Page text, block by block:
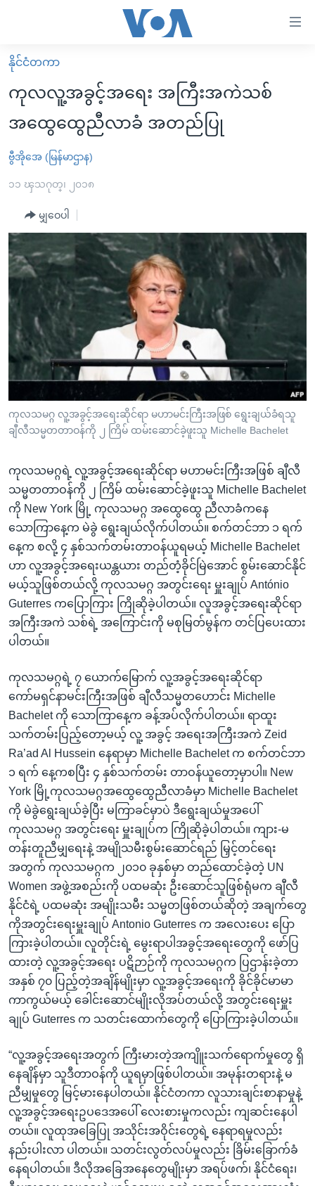
လွယ်ကူ
စေ
များ
ပင်မ
ကျော်
ကြည့်
ရန်
ပင်မ
ညွန်း
စာမျက်နှာ
ကြည့်
ရန်
ရန်
နေရာ
သို့
ကျော်
ရန်
မူလစာမျက်နှာ
မြန်မာ
ကမ္ဘာ့သတင်းများ
နိုင်ငံတကာ
အစ္စရေး-ပါလက်စတိုင်း
ဗွီဒီယို
အင်္ဂလိပ်စာလေ့လာမယ်
အမေရိကန်သုံးအီဒီယံ
မကြေးမုံရဲ့ အင်္ဂလိပ်စာ
ရုပ်ရှင်ထဲက အင်္ဂလိပ်စာ
သုတပဒေသာ အင်္ဂလိပ်စာ
အပတ်စဉ်ကဏ္ဍများ
ရေဒီယို
ရေဒီယိုနှင့်ရုပ်သံ အချက်အလက်များ
ရေဒီယို/တီဗွီအစီအစဉ်
Learning English
ဗွီအိုအေ လူမှုကွန်ယက်များ
နိုင်ငံတကာ
ကုလလူ့အခွင့်အရေး အကြီးအကဲသစ်
အထွေထွေညီလာခံ အတည်ပြု
ဗွီအိုအေ (မြန်မာဌာန)
၁၁ ၾသဂုတ္၊ ၂၀၁၈
မျှဝေပါ
ကုလသမဂ္ဂ လူ့အခွင့်အရေးဆိုင်ရာ မဟာမင်းကြီးအဖြစ် ရွေးချယ်ခံရသူ
ချီလီသမ္မတတာဝန်ကို ၂ ကြိမ် ထမ်းဆောင်ခဲ့ဖူးသူ Michelle Bachelet
ကုလသမဂ္ဂရဲ့ လူ့အခွင့်အရေးဆိုင်ရာ မဟာမင်းကြီးအဖြစ် ချီလီ
သမ္မတတာဝန်ကို ၂ ကြိမ် ထမ်းဆောင်ခဲ့ဖူးသူ Michelle Bachelet
ကို New York မြို့ ကုလသမဂ္ဂ အထွေထွေ ညီလာခံကနေ
သောကြာနေ့က မဲခွဲ ရွေးချယ်လိုက်ပါတယ်။ စက်တင်ဘာ ၁ ရက်
နေ့က စလို့ ၄ နှစ်သက်တမ်းတာဝန်ယူရမယ့် Michelle Bachelet
ဟာ လူ့အခွင့်အရေးယန္တယား တည်တံ့ခိုင်မြဲအောင် စွမ်းဆောင်နိုင်
မယ့်သူဖြစ်တယ်လို့ ကုလသမဂ္ဂ အတွင်းရေး မှူးချုပ် António
Guterres ကပြောကြား ကြိုဆိုခဲ့ပါတယ်။ လူအခွင့်အရေးဆိုင်ရာ
အကြီးအကဲ သစ်ရဲ့ အကြောင်းကို မစုမြတ်မွန်က တင်ပြပေးထား
ပါတယ်။
ကုလသမဂ္ဂရဲ့ ၇ ယောက်မြောက် လူ့အခွင့်အရေးဆိုင်ရာ
ကော်မရှင်နာမင်းကြီးအဖြစ် ချီလီသမ္မတဟောင်း Michelle
Bachelet ကို သောကြာနေ့က ခန့်အပ်လိုက်ပါတယ်။ ရာထူး
သက်တမ်းပြည့်တော့မယ့် လူ့ အခွင့် အရေးအကြီးအကဲ Zeid
Ra’ad Al Hussein နေရာမှာ Michelle Bachelet က စက်တင်ဘာ
၁ ရက် နေ့ကစပြီး ၄ နှစ်သက်တမ်း တာဝန်ယူတော့မှာပါ။ New
York မြို့ကုလသမဂ္ဂအထွေထွေညီလာခံမှာ Michelle Bachelet
ကို မဲခွဲရွေးချယ်ခဲ့ပြီး မကြာခင်မှာပဲ ဒီရွေးချယ်မှုအပေါ်
ကုလသမဂ္ဂ အတွင်းရေး မှူးချုပ်က ကြိုဆိုခဲ့ပါတယ်။ ကျား-မ
တန်းတူညီမျှရေးနဲ့ အမျိုသမီးစွမ်းဆောင်ရည် မြှင့်တင်ရေး
အတွက် ကုလသမဂ္ဂက ၂၀၁၀ ခုနှစ်မှာ တည်ထောင်ခဲ့တဲ့ UN
Women အဖွဲ့အစည်းကို ပထမဆုံး ဦးဆောင်သူဖြစ်ရုံမက ချီလီ
နိုင်ငံရဲ့ ပထမဆုံး အမျိုးသမီး သမ္မတဖြစ်တယ်ဆိုတဲ့ အချက်တွေ
ကိုအတွင်းရေးမှူးချုပ် Antonio Guterres က အလေးပေး ပြော
ကြားခဲ့ပါတယ်။ လူတိုင်းရဲ့ မွေးရာပါအခွင့်အရေးတွေကို ဖော်ပြ
ထားတဲ့ လူ့အခွင့်အရေး ပဋိဉာဉ်ကို ကုလသမဂ္ဂက ပြဌာန်းခဲ့တာ
အနှစ် ၇၀ ပြည့်တဲ့အချိန်မျိုးမှာ လူ့အခွင့်အရေးကို ခိုင်ခိုင်မာမာ
ကာကွယ်မယ့် ခေါင်းဆောင်မျိုးလိုအပ်တယ်လို့ အတွင်းရေးမှူး
ချုပ် Guterres က သတင်းထောက်တွေကို ပြောကြားခဲ့ပါတယ်။
“လူ့အခွင့်အရေးအတွက် ကြီးမားတဲ့အကျိူးသက်ရောက်မှုတွေ ရှိ
နေချိန်မှာ သူဒီတာဝန်ကို ယူရမှာဖြစ်ပါတယ်။ အမုန်းတရားနဲ့ မ
ညီမျှမှုတွေ မြင့်မားနေပါတယ်။ နိုင်ငံတကာ လူသားချင်းစာနာမှုနဲ့
လူ့အခွင့်အရေးဥပဒေအပေါ် လေးစားမှုကလည်း ကျဆင်းနေပါ
တယ်။ လူထုအခြေပြု အသိုင်းအဝိုင်းတွေရဲ့ နေရာရမှုလည်း
နည်းပါးလာ ပါတယ်။ သတင်းလွတ်လပ်မှုလည်း ခြိမ်းခြောက်ခံ
နေရပါတယ်။ ဒီလိုအခြေအနေတွေမျိုးမှာ အရပ်ဖက်၊ နိုင်ငံရေး၊